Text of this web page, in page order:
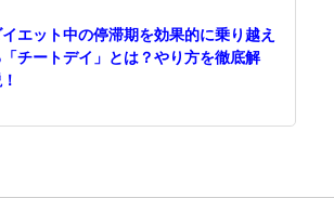
イエット中の停滞期を効果的に乗り越え
「チートデイ」とは？やり方を徹底解